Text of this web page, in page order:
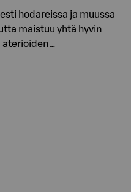
hodareissa ja muussa
maistuu yhtä hyvin
aterioiden…